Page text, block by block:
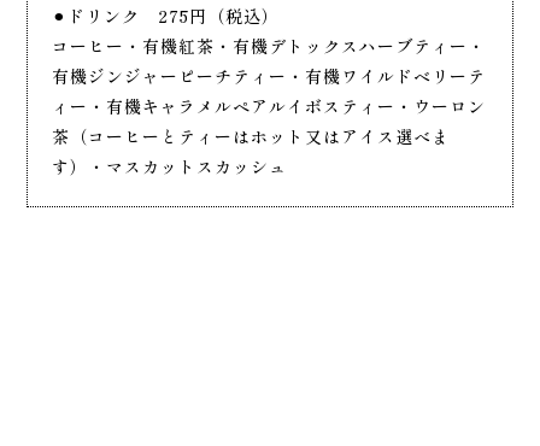
⚫︎ドリンク 275円（税込）
コーヒー・有機紅茶・有機デトックスハーブティー・
有機ジンジャーピーチティー・有機ワイルドベリーテ
ィー・有機キャラメルペアルイボスティー・ウーロン
茶（コーヒーとティーはホット又はアイス選べま
す）・マスカットスカッシュ